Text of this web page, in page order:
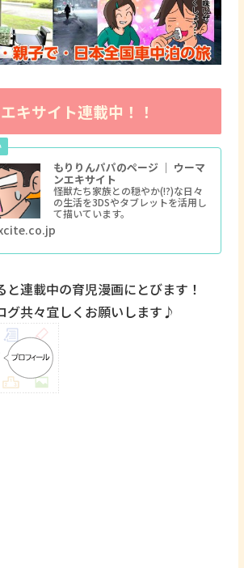
キサイト連載中！！
もりりんパパのページ ｜ ウーマ
ンエキサイト
怪獣たち家族との穏やか(!?)な日々
の生活を3DSやタブレットを活用し
て描いています。
と連載中の育児漫画にとびます！
グ共々宜しくお願いします♪